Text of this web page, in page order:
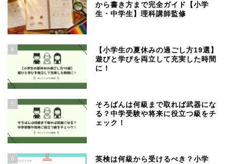
から書き方まで完全ガイド【小学
生・中学生】理科講師監修
4
【小学生の夏休みの過ごし方19選】
遊びと学びを両立して充実した時間
に！
5
そろばんは何級まで取れば武器にな
る？中学受験や将来に役立つ級をチ
ェック！
6
英検は何級から受けるべき？小学